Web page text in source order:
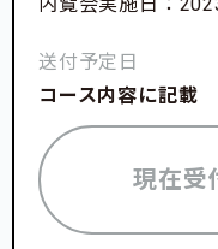
送付予定日
コース内容に記載
現在受